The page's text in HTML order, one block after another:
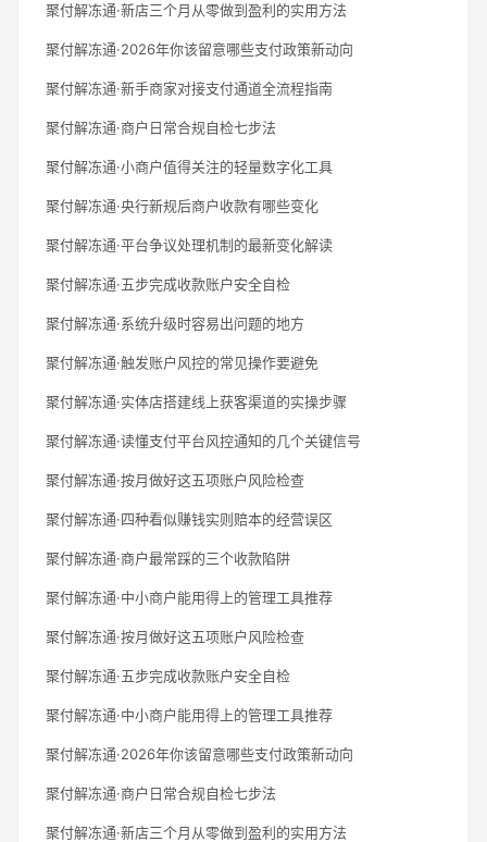
聚付解冻通·新店三个月从零做到盈利的实用方法
聚付解冻通·2026年你该留意哪些支付政策新动向
聚付解冻通·新手商家对接支付通道全流程指南
聚付解冻通·商户日常合规自检七步法
聚付解冻通·小商户值得关注的轻量数字化工具
聚付解冻通·央行新规后商户收款有哪些变化
聚付解冻通·平台争议处理机制的最新变化解读
聚付解冻通·五步完成收款账户安全自检
聚付解冻通·系统升级时容易出问题的地方
聚付解冻通·触发账户风控的常见操作要避免
聚付解冻通·实体店搭建线上获客渠道的实操步骤
聚付解冻通·读懂支付平台风控通知的几个关键信号
聚付解冻通·按月做好这五项账户风险检查
聚付解冻通·四种看似赚钱实则赔本的经营误区
聚付解冻通·商户最常踩的三个收款陷阱
聚付解冻通·中小商户能用得上的管理工具推荐
聚付解冻通·按月做好这五项账户风险检查
聚付解冻通·五步完成收款账户安全自检
聚付解冻通·中小商户能用得上的管理工具推荐
聚付解冻通·2026年你该留意哪些支付政策新动向
聚付解冻通·商户日常合规自检七步法
聚付解冻通·新店三个月从零做到盈利的实用方法